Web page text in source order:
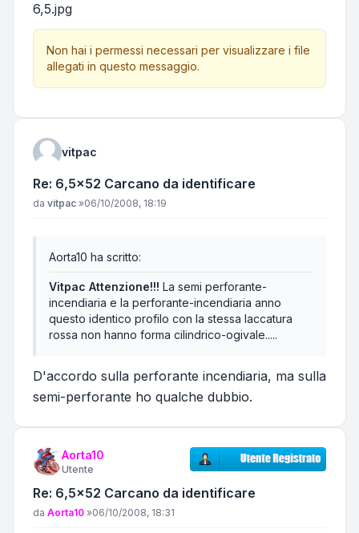
6,5.jpg
Non hai i permessi necessari per visualizzare i file
allegati in questo messaggio.
vitpac
Re: 6,5x52 Carcano da identificare
Messaggio
da vitpac »06/10/2008, 18:19
Aorta10 ha scritto:
Vitpac Attenzione!!! La semi perforante-
incendiaria e la perforante-incendiaria anno
questo identico profilo con la stessa laccatura
rossa non hanno forma cilindrico-ogivale.....
D'accordo sulla perforante incendiaria, ma sulla
semi-perforante ho qualche dubbio.
Aorta10
Utente
Re: 6,5x52 Carcano da identificare
Messaggio
da Aorta10 »06/10/2008, 18:31